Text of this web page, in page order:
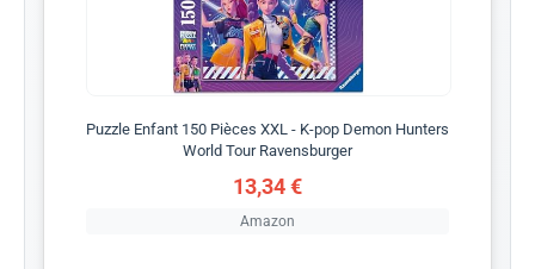
Puzzle Enfant 150 Pièces XXL - K-pop Demon Hunters
World Tour Ravensburger
13,34 €
Amazon